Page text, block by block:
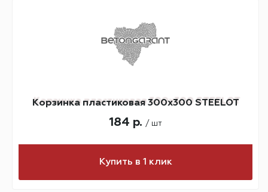
Корзинка пластиковая 300х300 STEELOT
184 р. / шт
Купить в 1 клик